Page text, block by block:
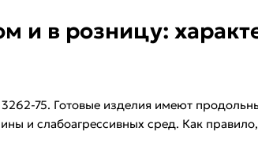
и в розницу:
3262-75. Готовые изделия имеют
и слабоагрессивных сред. Как